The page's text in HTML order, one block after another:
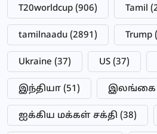
T20worldcup (906) Tamil
tamilnaadu (2891) Trump
Ukraine (37) US (37)
இந்தியா (51) இலங்கை
ஐக்கிய மக்கள் சக்தி (38)